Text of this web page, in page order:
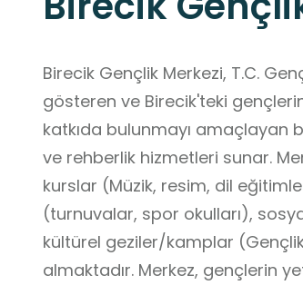
Birecik Gençlik Merkezi, T.C.
gösteren ve Birecik'teki
katkıda bulunmayı amaçlayan
ve rehberlik hizmetleri sunar.
kurslar (Müzik, resim, dil
(turnuvalar, spor okulları),
kültürel geziler/kamplar
almaktadır. Merkez, gençlerin